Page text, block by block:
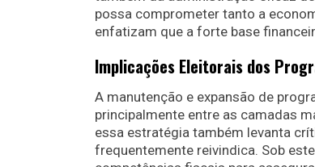
possa comprometer tanto a
enfatizam que a forte base
Implicações Eleitorais dos
A manutenção e expansão de
principalmente entre as camadas
essa estratégia também levanta
frequentemente reivindica. Sob